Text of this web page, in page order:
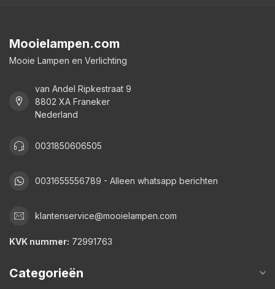
Mooielampen.com
Mooie Lampen en Verlichting
van Andel Ripkestraat 9
8802 XA Franeker
Nederland
0031850606505
0031655556789 - Alleen whatsapp berichten
klantenservice@mooielampen.com
KVK nummer: 72991763
Categorieën